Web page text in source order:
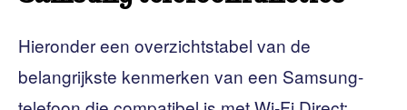
Hieronder een overzichtstabel van de
belangrijkste kenmerken van een Samsung-